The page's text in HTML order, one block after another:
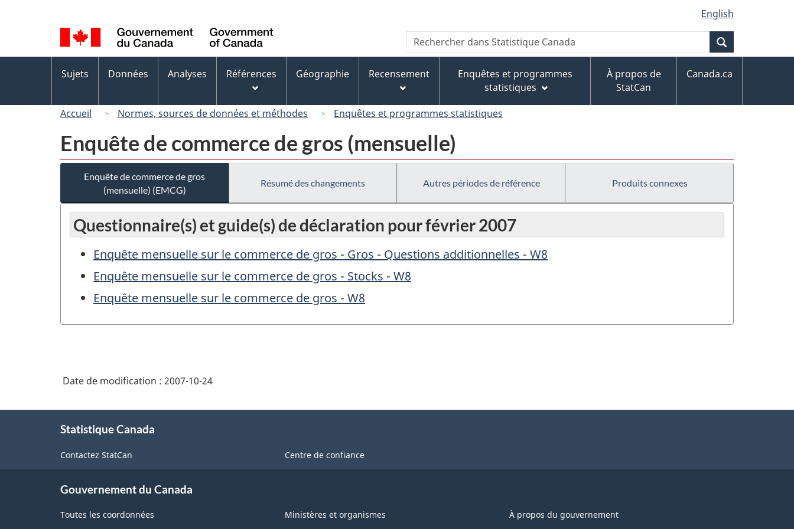
au
contenu
principal
« À
propos
de
ce
version
HTML
simplifiée
de
la
langue
English
Canada
Recherche
Rechercher
dans
Canada
des
Sujets Données Analyses Références Géographie Recensement
Enquêtes et programmes
statistiques
À propos de
StatCan
Canada.ca
Accueil Normes, sources de données et méthodes Enquêtes et programmes statistiques
Enquête de commerce de gros (mensuelle)
Enquête de commerce de gros
(mensuelle) (EMCG)
Résumé des changements Autres périodes de référence Produits connexes
Questionnaire(s) et guide(s) de déclaration pour février 2007
Enquête mensuelle sur le commerce de gros - Gros - Questions additionnelles - W8
Enquête mensuelle sur le commerce de gros - Stocks - W8
Enquête mensuelle sur le commerce de gros - W8
Date de modification : 2007-10-24
Statistique Canada
Contactez StatCan Centre de confiance
Gouvernement du Canada
Toutes les coordonnées Ministères et organismes À propos du gouvernement